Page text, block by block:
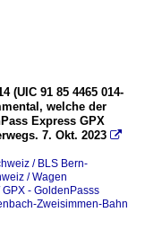
(UIC 91 85 4465 014-
welche der
Express GPX
7. Okt. 2023 
/ BLS Bern-
/ Wagen
- GoldenPasss
Zweisimmen-Bahn